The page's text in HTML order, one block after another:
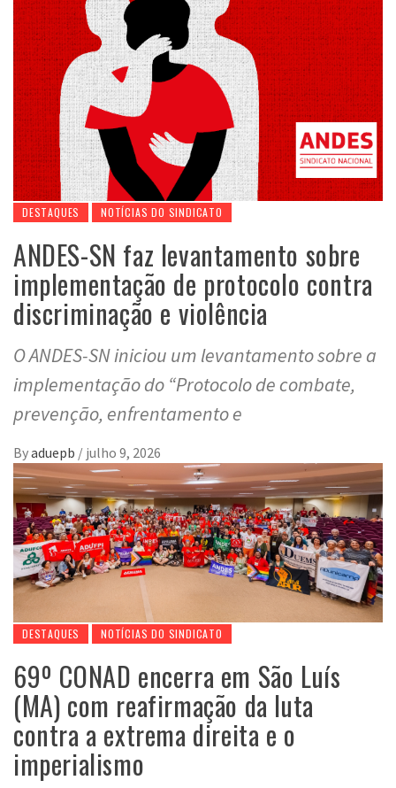
DESTAQUES NOTÍCIAS DO SINDICATO
ANDES-SN faz levantamento sobre
implementação de protocolo contra
discriminação e violência
O ANDES-SN iniciou um levantamento sobre a
implementação do “Protocolo de combate,
prevenção, enfrentamento e
Byaduepb / julho 9, 2026
DESTAQUES NOTÍCIAS DO SINDICATO
69º CONAD encerra em São Luís
(MA) com reafirmação da luta
contra a extrema direita e o
imperialismo